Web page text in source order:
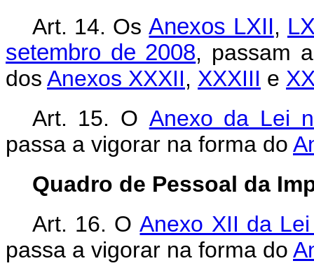
Art. 14. OsAnexos LXII,
setembro de 2008, passam
dos Anexos XXXII, XXXIII e
Art. 15. O Anexo da Lei
passa a vigorar na forma do
Quadro de Pessoal da
Art. 16. OAnexo XII da
passa a vigorar na forma do